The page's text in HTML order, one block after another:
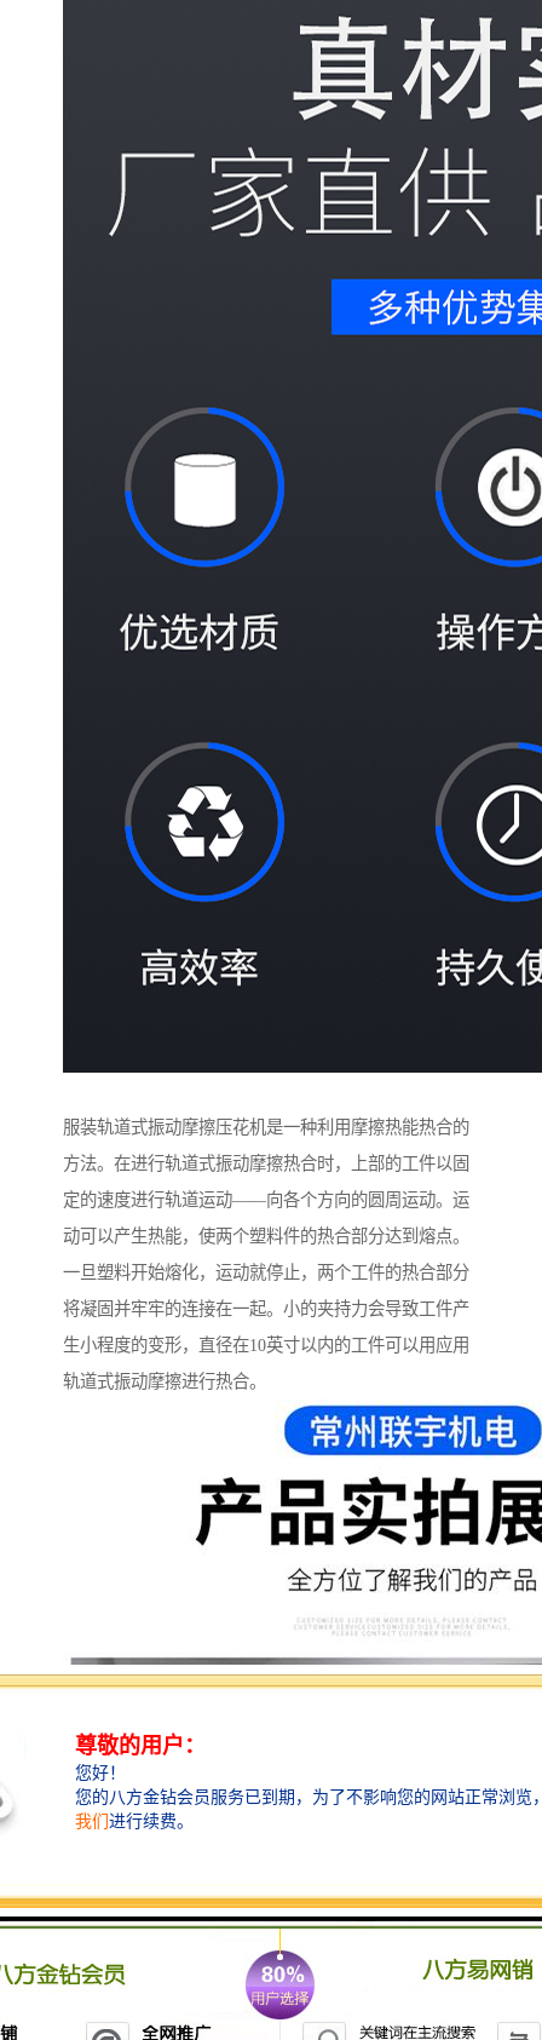
服装轨道式振动摩擦压花机是一种利用摩擦热能热合的
方法。在进行轨道式振动摩擦热合时，上部的工件以固
定的速度进行轨道运动——向各个方向的圆周运动。运
动可以产生热能，使两个塑料件的热合部分达到熔点。
一旦塑料开始熔化，运动就停止，两个工件的热合部分
将凝固并牢牢的连接在一起。小的夹持力会导致工件产
生小程度的变形，直径在10英寸以内的工件可以用应用
轨道式振动摩擦进行热合。